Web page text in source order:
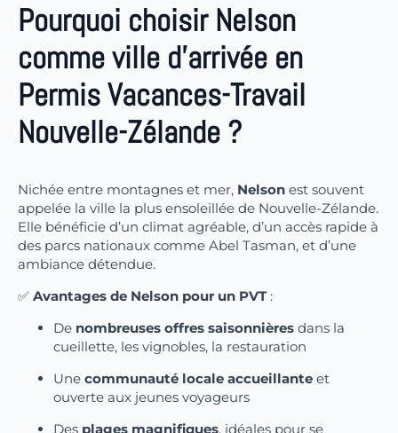
Pourquoi choisir Nelson
comme ville d'arrivée en
Permis Vacances-Travail
Nouvelle-Zélande ?
Nichée entre montagnes et mer, Nelson est souvent
appelée la ville la plus ensoleillée de Nouvelle-Zélande.
Elle bénéficie d’un climat agréable, d’un accès rapide à
des parcs nationaux comme Abel Tasman, et d’une
ambiance détendue.
✅ Avantages de Nelson pour un PVT:
De nombreuses offres saisonnières dans la
cueillette, les vignobles, la restauration
Une communauté locale accueillante et
ouverte aux jeunes voyageurs
Des plages magnifiques, idéales pour se